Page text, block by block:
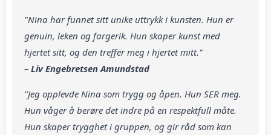
"Nina har funnet sitt unike uttrykk i kunsten. Hun er
genuin, leken og fargerik. Hun skaper kunst med
hjertet sitt, og den treffer meg i hjertet mitt."
– Liv Engebretsen Amundstad
"Jeg opplevde Nina som trygg og åpen. Hun SER meg.
Hun våger å berøre det indre på en respektfull måte.
Hun skaper trygghet i gruppen, og gir råd som kan